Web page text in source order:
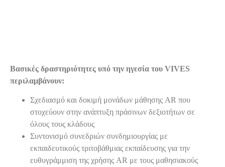
Βασικές δραστηριότητες υπό την ηγεσία του VIVES
περιλαμβάνουν:
Σχεδιασμό και δοκιμή μονάδων μάθησης AR που
στοχεύουν στην ανάπτυξη πράσινων δεξιοτήτων σε
όλους τους κλάδους
Συντονισμό συνεδριών συνδημιουργίας με
εκπαιδευτικούς τριτοβάθμιας εκπαίδευσης για την
ευθυγράμμιση της χρήσης AR με τους μαθησιακούς